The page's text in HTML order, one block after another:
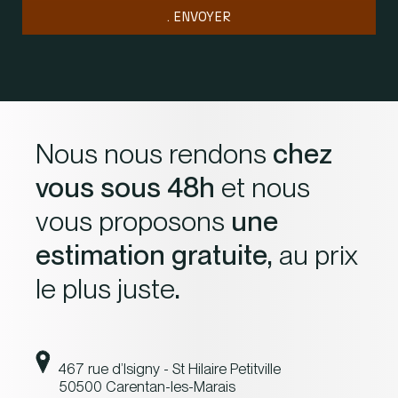
. ENVOYER
Nous nous rendons chez
vous sous 48h et nous
vous proposons une
estimation gratuite, au prix
le plus juste.
467 rue d’Isigny - St Hilaire Petitville
50500 Carentan-les-Marais